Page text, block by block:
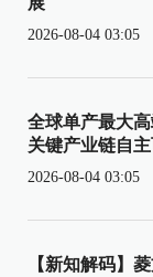
2026-08-04 03:05
全球单产最大
关键产业链自
2026-08-04 03:05
【新知解码】